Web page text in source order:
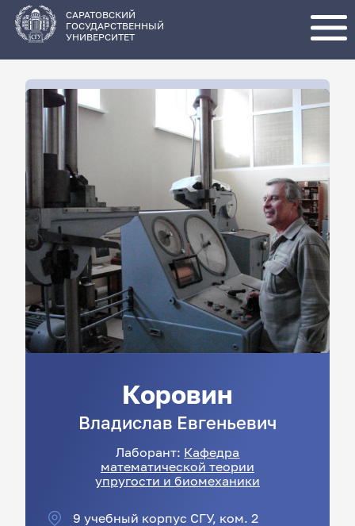
основному
содержанию
САРАТОВСКИЙ
ГОСУДАРСТВЕННЫЙ
УНИВЕРСИТЕТ
Коровин
Владислав Евгеньевич
Лаборант: Кафедра
математической теории
упругости и биомеханики
9 учебный корпус СГУ, ком. 2